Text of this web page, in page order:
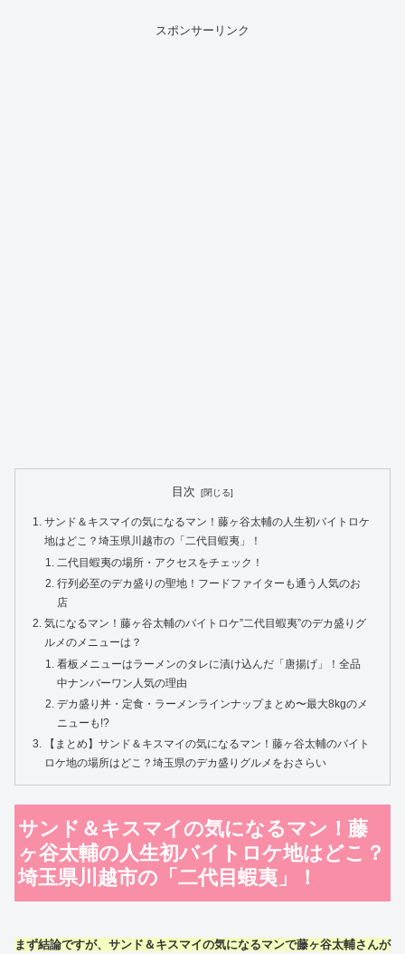
スポンサーリンク
目次
サンド＆キスマイの気になるマン！藤ヶ谷太輔の人生初バイトロケ
地はどこ？埼玉県川越市の「二代目蝦夷」！
二代目蝦夷の場所・アクセスをチェック！
行列必至のデカ盛りの聖地！フードファイターも通う人気のお
店
気になるマン！藤ヶ谷太輔のバイトロケ”二代目蝦夷”のデカ盛りグ
ルメのメニューは？
看板メニューはラーメンのタレに漬け込んだ「唐揚げ」！全品
中ナンバーワン人気の理由
デカ盛り丼・定食・ラーメンラインナップまとめ〜最大8kgのメ
ニューも!?
【まとめ】サンド＆キスマイの気になるマン！藤ヶ谷太輔のバイト
ロケ地の場所はどこ？埼玉県のデカ盛りグルメをおさらい
サンド＆キスマイの気になるマン！藤
ヶ谷太輔の人生初バイトロケ地はどこ？
埼玉県川越市の「二代目蝦夷」！
まず結論ですが、 サンド＆キスマイの気になるマンで藤ヶ谷太輔さんが